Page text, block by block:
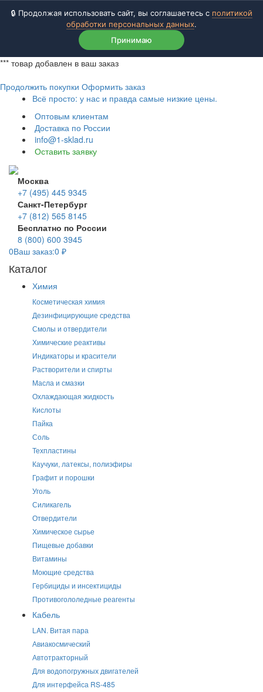
🔒 Продолжая использовать сайт, вы соглашаетесь с политикой
обработки персональных данных.
Принимаю
*** товар добавлен в ваш заказ
Продолжить покупки Оформить заказ
Всё просто: у нас и правда самые низкие цены.
Оптовым клиентам
Доставка по России
info@1-sklad.ru
Оставить заявку
Москва
+7 (495) 445 9345
Санкт-Петербург
+7 (812) 565 8145
Бесплатно по России
8 (800) 600 3945
0Ваш заказ:0 ₽
Каталог
Химия
Косметическая химия
Дезинфицирующие средства
Смолы и отвердители
Химические реактивы
Индикаторы и красители
Растворители и спирты
Масла и смазки
Охлаждающая жидкость
Кислоты
Пайка
Соль
Техпластины
Каучуки, латексы, полиэфиры
Графит и порошки
Уголь
Силикагель
Отвердители
Химическое сырье
Пищевые добавки
Витамины
Моющие средства
Гербициды и инсектициды
Противогололедные реагенты
Кабель
LAN. Витая пара
Авиакосмический
Автотракторный
Для водопогружных двигателей
Для интерфейса RS-485